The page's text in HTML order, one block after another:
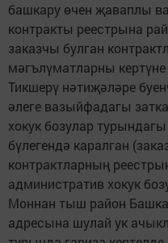
башкару өчен җаваплы
контракты реестрына
заказчы булган
мәгълүматларны
Тикшерү нәтиҗәләре
әлеге вазыйфадагы
хокук бозулар
бүлегендә каралган
контрактларның
административ хокук
Моннан тыш район
адресына шулай ук